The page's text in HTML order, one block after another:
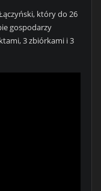
który do 26
gospodarzy
3 zbiórkami i 3